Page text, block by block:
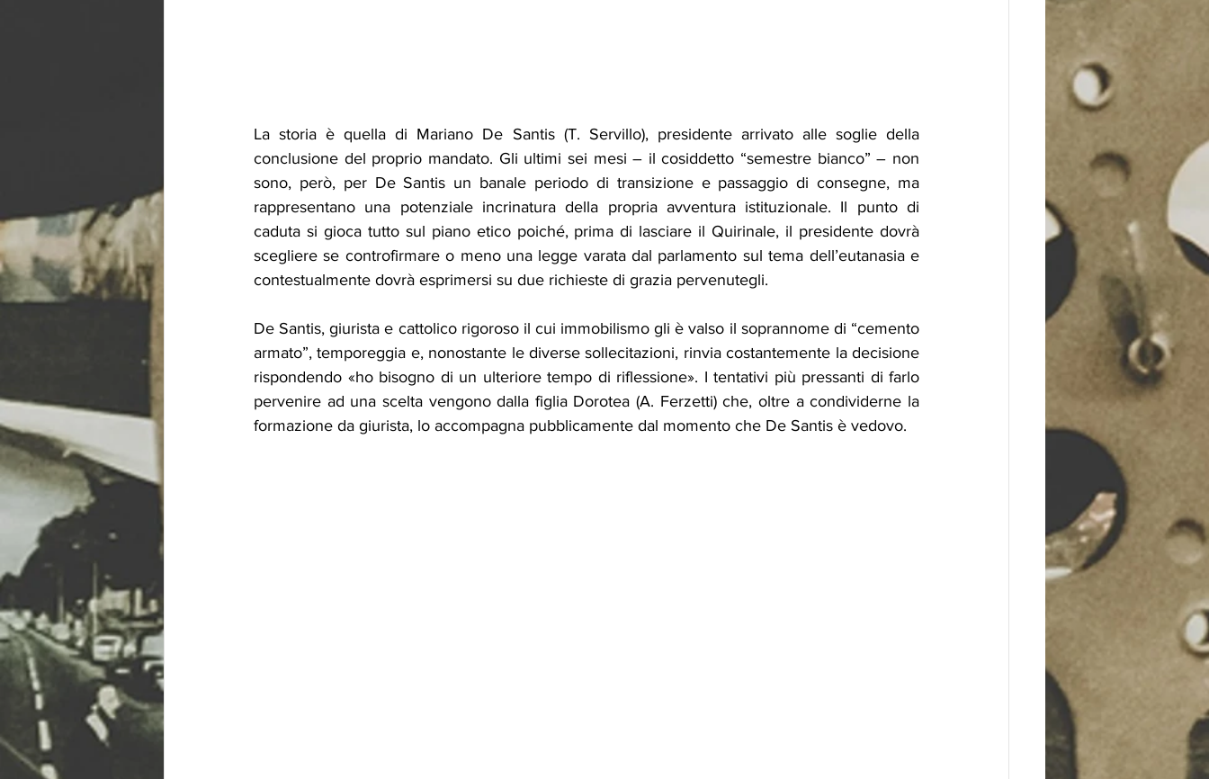
La storia è quella di Mariano De Santis (T. Servillo), presidente arrivato alle soglie della
conclusione del proprio mandato. Gli ultimi sei mesi – il cosiddetto “semestre bianco” – non
sono, però, per De Santis un banale periodo di transizione e passaggio di consegne, ma
rappresentano una potenziale incrinatura della propria avventura istituzionale. Il punto di
caduta si gioca tutto sul piano etico poiché, prima di lasciare il Quirinale, il presidente dovrà
scegliere se controfirmare o meno una legge varata dal parlamento sul tema dell’eutanasia e
contestualmente dovrà esprimersi su due richieste di grazia pervenutegli.
De Santis, giurista e cattolico rigoroso il cui immobilismo gli è valso il soprannome di “cemento
armato”, temporeggia e, nonostante le diverse sollecitazioni, rinvia costantemente la decisione
rispondendo «ho bisogno di un ulteriore tempo di riflessione». I tentativi più pressanti di farlo
pervenire ad una scelta vengono dalla figlia Dorotea (A. Ferzetti) che, oltre a condividerne la
formazione da giurista, lo accompagna pubblicamente dal momento che De Santis è vedovo.